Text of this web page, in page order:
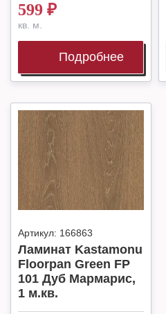
599 ₽
кв. м.
Подробнее
Артикул: 166863
Ламинат Kastamonu
Floorpan Green FP
101 Дуб Мармарис,
1 м.кв.